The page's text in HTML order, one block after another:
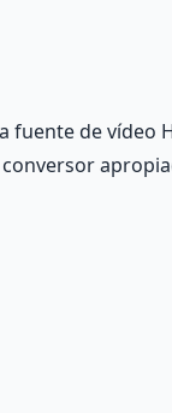
fuente de vídeo